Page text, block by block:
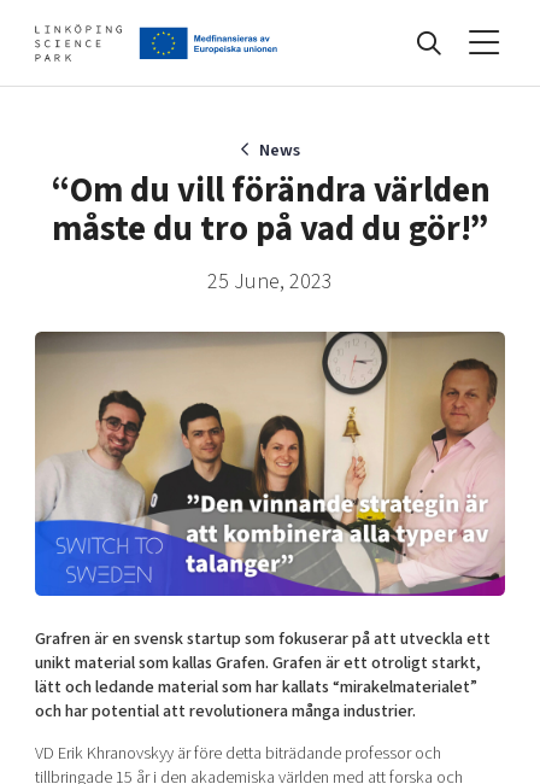
Find your network
Artificial intelligence
Cybersecurity
Internet of Things
Manufacturing industries
Global talent
Visual technologies
Shaping cities and regions
Bright East
East Sweden Tech Women
Reversed mentorship
Develop your company
Upgrade your skills & master new ones
Tech startups
Upscaling
Talent & skills
Startup & industry collaboration
Offers to boost your business
Funding opportunities
About
Our story, mission & vision
Our community of companies
Projects
Publications
Project toolbox
Our clusters
40 years anniversary
Today's lunch in Mjärdevi
News
“Om du vill förändra världen
måste du tro på vad du gör!”
25 June, 2023
Grafren är en svensk startup som fokuserar på att utveckla ett
unikt material som kallas Grafen. Grafen är ett otroligt starkt,
lätt och ledande material som har kallats “mirakelmaterialet”
och har potential att revolutionera många industrier.
VD Erik Khranovskyy är före detta biträdande professor och
tillbringade 15 år i den akademiska världen med att forska och